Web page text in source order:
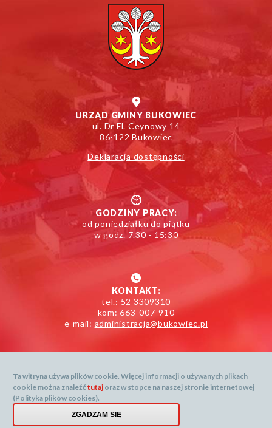
URZĄD GMINY BUKOWIEC
ul. Dr Fl. Ceynowy 14
86-122 Bukowiec
Deklaracja dostępności
GODZINY PRACY:
od poniedziałku do piątku
w godz. 7.30 - 15:30
KONTAKT:
tel.: 52 3309310
kom: 663-007-910
e-mail: administracja@bukowiec.pl
Menu
Mapa serwisu
Dane prognozy dostarcza: openweathermap.org
Created by
Ta witryna używa plików cookie. Więcej informacji o używanych plikach
cookie można znaleźćtutaj oraz w stopce na naszej stronie internetowej
(Polityka plików cookies).
ZGADZAM SIĘ